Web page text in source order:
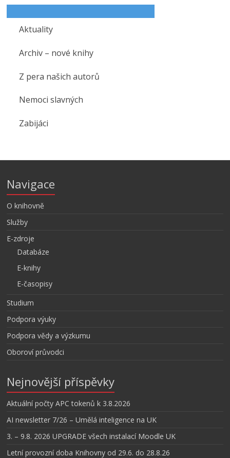
Aktuality
Archiv – nové knihy
Z pera našich autorů
Nemoci slavných
Zabijáci
Navigace
O knihovně
Služby
E-zdroje
Databáze
E-knihy
E-časopisy
Studium
Podpora výuky
Podpora vědy a výzkumu
Oboroví průvodci
Nejnovější příspěvky
Aktuální počty APC tokenů k 3.8.2026
AI newsletter 7/26 – Umělá inteligence na UK
3. – 9.8. 2026 UPGRADE všech instalací Moodle UK
Letní provozní doba Knihovny od 29.6. do 28.8.26